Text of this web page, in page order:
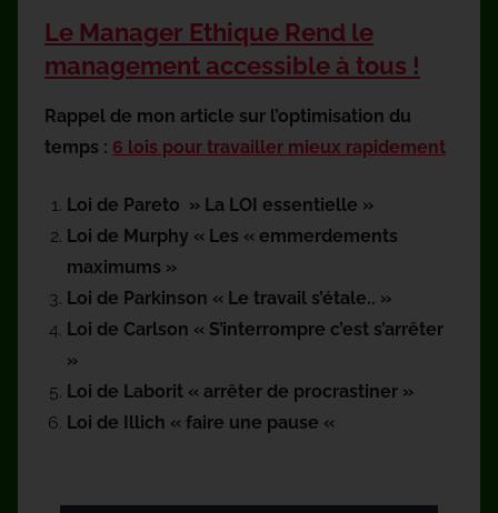
Le Manager Ethique Rend le
management accessible à tous !
Rappel de mon article sur l’optimisation du
temps : 6 lois pour travailler mieux rapidement
Loi de Pareto » La LOI essentielle »
Loi de Murphy « Les « emmerdements
maximums »
Loi de Parkinson « Le travail s’étale.. »
Loi de Carlson « S’interrompre c’est s’arrêter
»
Loi de Laborit « arrêter de procrastiner »
Loi de Illich « faire une pause «